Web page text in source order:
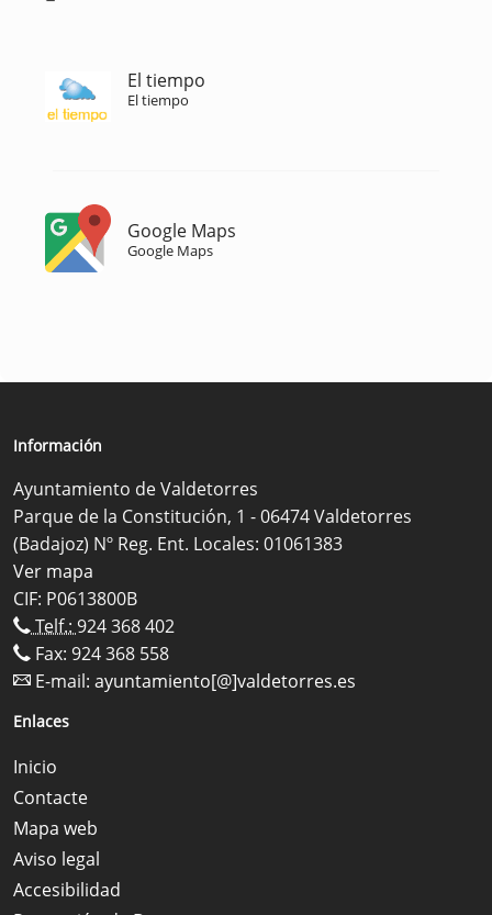
El tiempo
El tiempo
Google Maps
Google Maps
Información
Ayuntamiento de Valdetorres
Parque de la Constitución, 1 - 06474 Valdetorres
(Badajoz) Nº Reg. Ent. Locales: 01061383
Ver mapa
CIF: P0613800B
Telf.: 924 368 402
Fax: 924 368 558
E-mail: ayuntamiento[@]valdetorres.es
Enlaces
Inicio
Contacte
Mapa web
Aviso legal
Accesibilidad